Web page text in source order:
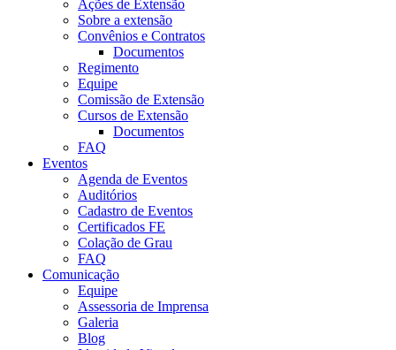
Ações de Extensão
Sobre a extensão
Convênios e Contratos
Documentos
Regimento
Equipe
Comissão de Extensão
Cursos de Extensão
Documentos
FAQ
Eventos
Agenda de Eventos
Auditórios
Cadastro de Eventos
Certificados FE
Colação de Grau
FAQ
Comunicação
Equipe
Assessoria de Imprensa
Galeria
Blog